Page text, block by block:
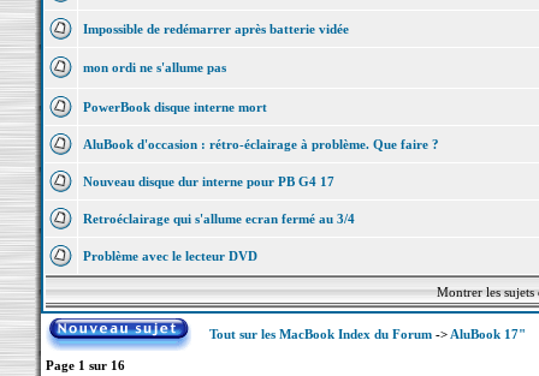
Impossible de redémarrer après batterie vidée
mon ordi ne s'allume pas
PowerBook disque interne mort
AluBook d'occasion : rétro-éclairage à problème. Que faire ?
Nouveau disque dur interne pour PB G4 17
Retroéclairage qui s'allume ecran fermé au 3/4
Problème avec le lecteur DVD
Montrer les
Tout sur les MacBook Index du Forum-> AluBook 17"
Page 1 sur 16